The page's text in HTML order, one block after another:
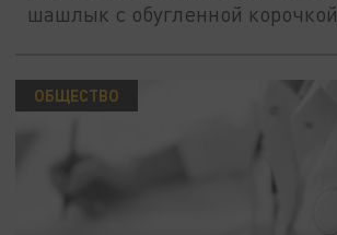
шашлык с обугленной корочкой.
ОБЩЕСТВО